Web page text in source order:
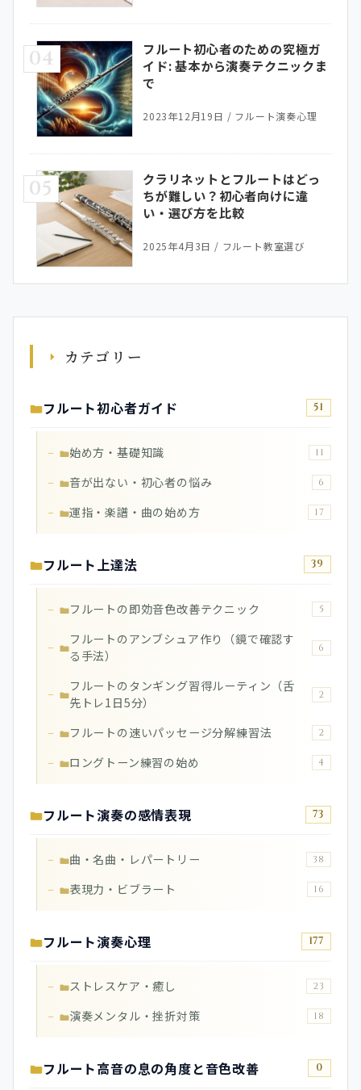
04
フルート初心者のための究極ガ
イド: 基本から演奏テクニックま
で
2023年12月19日 / フルート演奏心理
05
クラリネットとフルートはどっ
ちが難しい？初心者向けに違
い・選び方を比較
2025年4月3日 / フルート教室選び
カテゴリー
フルート初心者ガイド 51
始め方・基礎知識 11
音が出ない・初心者の悩み 6
運指・楽譜・曲の始め方 17
フルート上達法 39
フルートの即効音色改善テクニック 5
フルートのアンブシュア作り（鏡で確認す
る手法）
6
フルートのタンギング習得ルーティン（舌
先トレ1日5分）
2
フルートの速いパッセージ分解練習法 2
ロングトーン練習の始め 4
フルート演奏の感情表現 73
曲・名曲・レパートリー 38
表現力・ビブラート 16
フルート演奏心理 177
ストレスケア・癒し 23
演奏メンタル・挫折対策 18
フルート高音の息の角度と音色改善 0